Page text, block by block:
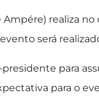
Ampére) realiza
será
para
para o